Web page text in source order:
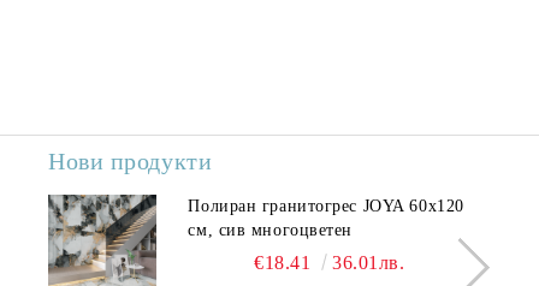
Нови продукти
Полиран гранитогрес JOYA 60x120
см, сив многоцветен
€18.41 36.01лв.